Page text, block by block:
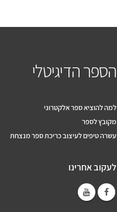
הספר הדיגיטלי
למה להוציא ספר אלקטרוני
מקובץ לספר
עשרה טיפים לעיצוב כריכת ספר מנצחת
לעקוב אחרינו